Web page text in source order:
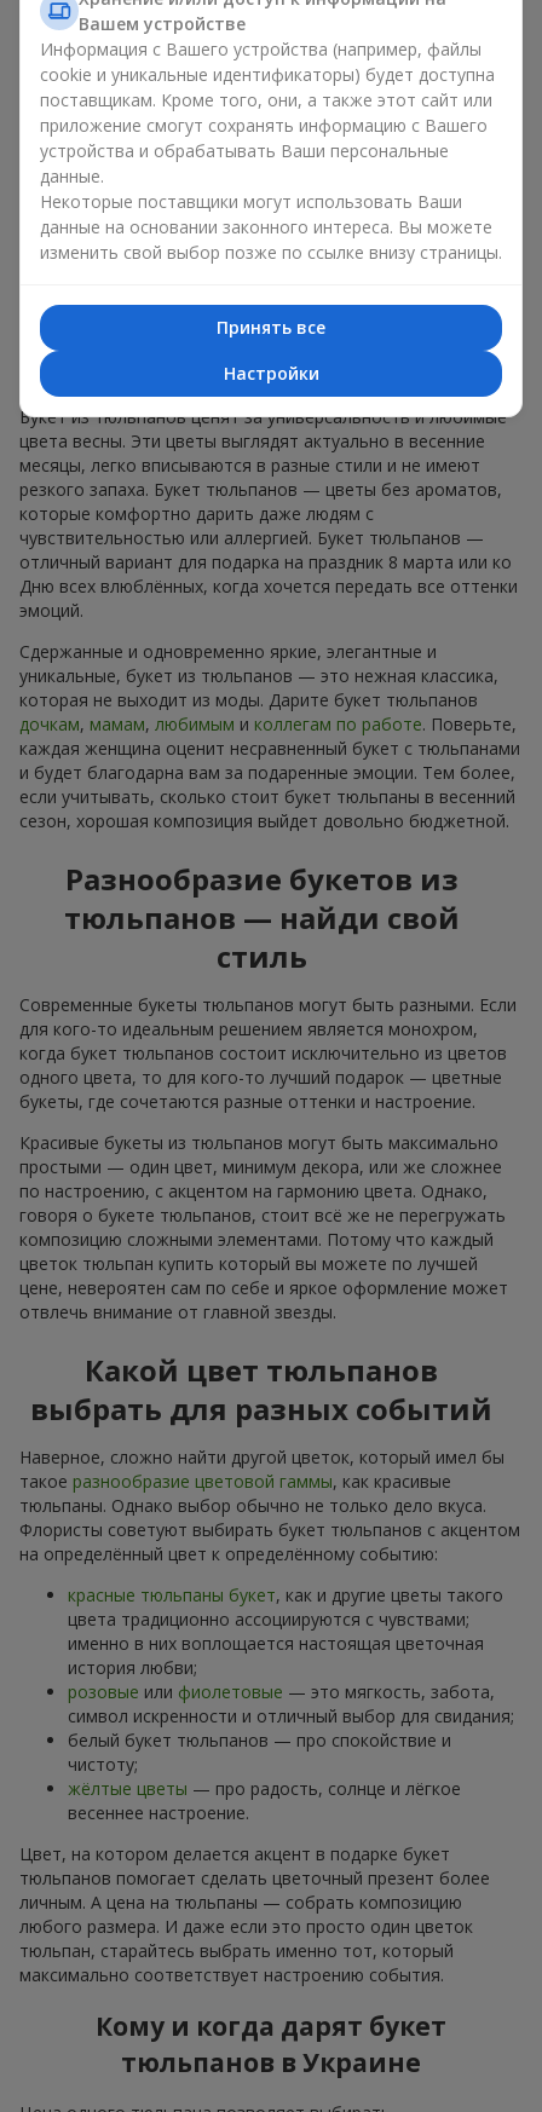
знаков внимания без повода. Букет тюльпанов — весенняя
романтика, ассоциирующаяся с обновлением,
искренностью и лёгкой радостью. В каждом лепестке —
натуральная красота, в каждом стебле — символ весны.
Ароматные композиции цветы тюльпаны одинаково
уместны и в романтическом жесте, и в дружеском подарке.
Букет тюльпанов не обязывает, но оставляет после себя
ощущение радости и заботы. Именно поэтому букет
цветов тюльпаны — это всегда удачный выбор в любой
жизненной ситуации.
идеальный выбор для подарка в г.
Компанеевка
Букет из тюльпанов ценят за универсальность и любимые
цвета весны. Эти цветы выглядят актуально в весенние
месяцы, легко вписываются в разные стили и не имеют
резкого запаха. Букет тюльпанов — цветы без ароматов,
которые комфортно дарить даже людям с
чувствительностью или аллергией. Букет тюльпанов —
отличный вариант для подарка на праздник 8 марта или ко
Дню всех влюблённых, когда хочется передать все оттенки
эмоций.
Сдержанные и одновременно яркие, элегантные и
уникальные, букет из тюльпанов — это нежная классика,
которая не выходит из моды. Дарите букет тюльпанов
дочкам, мамам, любимым и коллегам по работе. Поверьте,
каждая женщина оценит несравненный букет с тюльпанами
и будет благодарна вам за подаренные эмоции. Тем более,
если учитывать, сколько стоит букет тюльпаны в весенний
сезон, хорошая композиция выйдет довольно бюджетной.
Разнообразие букетов из
тюльпанов — найди свой
стиль
Современные букеты тюльпанов могут быть разными. Если
для кого-то идеальным решением является монохром,
когда букет тюльпанов состоит исключительно из цветов
одного цвета, то для кого-то лучший подарок — цветные
букеты, где сочетаются разные оттенки и настроение.
Красивые букеты из тюльпанов могут быть максимально
простыми — один цвет, минимум декора, или же сложнее
по настроению, с акцентом на гармонию цвета. Однако,
говоря о букете тюльпанов, стоит всё же не перегружать
композицию сложными элементами. Потому что каждый
цветок тюльпан купить который вы можете по лучшей
цене, невероятен сам по себе и яркое оформление может
отвлечь внимание от главной звезды.
Какой цвет тюльпанов
выбрать для разных событий
Наверное, сложно найти другой цветок, который имел бы
такое разнообразие цветовой гаммы, как красивые
тюльпаны. Однако выбор обычно не только дело вкуса.
Флористы советуют выбирать букет тюльпанов с акцентом
на определённый цвет к определённому событию:
красные тюльпаны букет, как и другие цветы такого
цвета традиционно ассоциируются с чувствами;
именно в них воплощается настоящая цветочная
история любви;
розовые или фиолетовые — это мягкость, забота,
символ искренности и отличный выбор для свидания;
белый букет тюльпанов — про спокойствие и
чистоту;
жёлтые цветы — про радость, солнце и лёгкое
весеннее настроение.
Цвет, на котором делается акцент в подарке букет
тюльпанов помогает сделать цветочный презент более
личным. А цена на тюльпаны — собрать композицию
любого размера. И даже если это просто один цветок
тюльпан, старайтесь выбрать именно тот, который
максимально соответствует настроению события.
Кому и когда дарят букет
тюльпанов в Украине
Вашем устройстве
Информация с Вашего устройства (например, файлы
cookie и уникальные идентификаторы) будет доступна
поставщикам. Кроме того, они, а также этот сайт или
приложение смогут сохранять информацию с Вашего
устройства и обрабатывать Ваши персональные
данные.
Некоторые поставщики могут использовать Ваши
данные на основании законного интереса. Вы можете
изменить свой выбор позже по ссылке внизу страницы.
Принять все
Настройки